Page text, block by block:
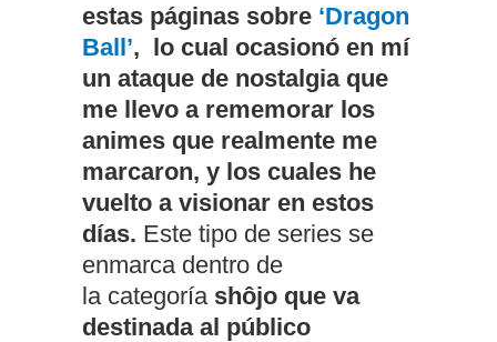
estas páginas sobre ‘Dragon
Ball’, lo cual ocasionó en mí
un ataque de nostalgia que
me llevo a rememorar los
animes que realmente me
marcaron, y los cuales he
vuelto a visionar en estos
días. Este tipo de series se
enmarca dentro de
la categoría shôjo que va
destinada al público